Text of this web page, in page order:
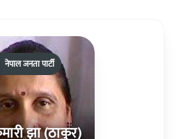
झा (ठाकुर)
नेपाल जनता पार्टी